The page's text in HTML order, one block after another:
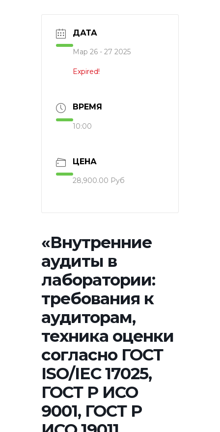
ДАТА
Мар 26 - 27 2025
Expired!
ВРЕМЯ
10:00
ЦЕНА
28,900.00 Руб
«Внутренние
аудиты в
лаборатории:
требования к
аудиторам,
техника оценки
согласно ГОСТ
ISO/IEC 17025,
ГОСТ Р ИСО
9001, ГОСТ Р